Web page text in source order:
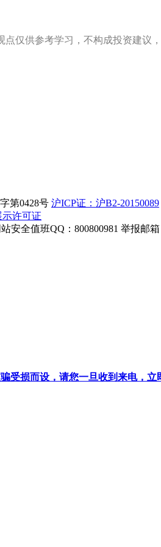
点仅供参考学习，不构成投资建议
第0428号 沪ICP证：沪B2-20150089
许可证
站安全值班QQ：800800981 举报邮箱
受损而设，请您一旦收到来电，立